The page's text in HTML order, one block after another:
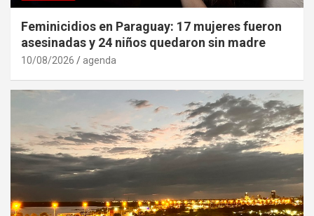
Feminicidios en Paraguay: 17 mujeres fueron
asesinadas y 24 niños quedaron sin madre
10/08/2026 agenda